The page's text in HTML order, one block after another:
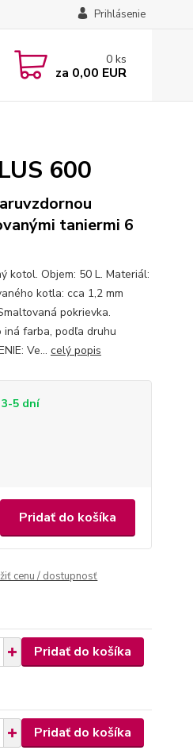
Prihlásenie
0 ks
za 0,00 EUR
600
taniermi 6
kotol. Objem: 50 L. Materiál:
kotla: cca 1,2 mm
pokrievka.
iná farba, podľa druhu
Ve... celý popis
5 dní
Pridať do košíka
cenu / dostupnosť
Pridať do košíka
Pridať do košíka